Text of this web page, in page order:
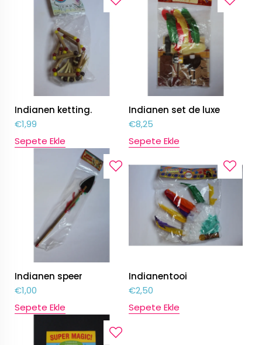
Indianen ketting.
€1,99
Sepete Ekle
Indianen set de luxe
€8,25
Sepete Ekle
Indianen speer
€1,00
Sepete Ekle
Indianentooi
€2,50
Sepete Ekle